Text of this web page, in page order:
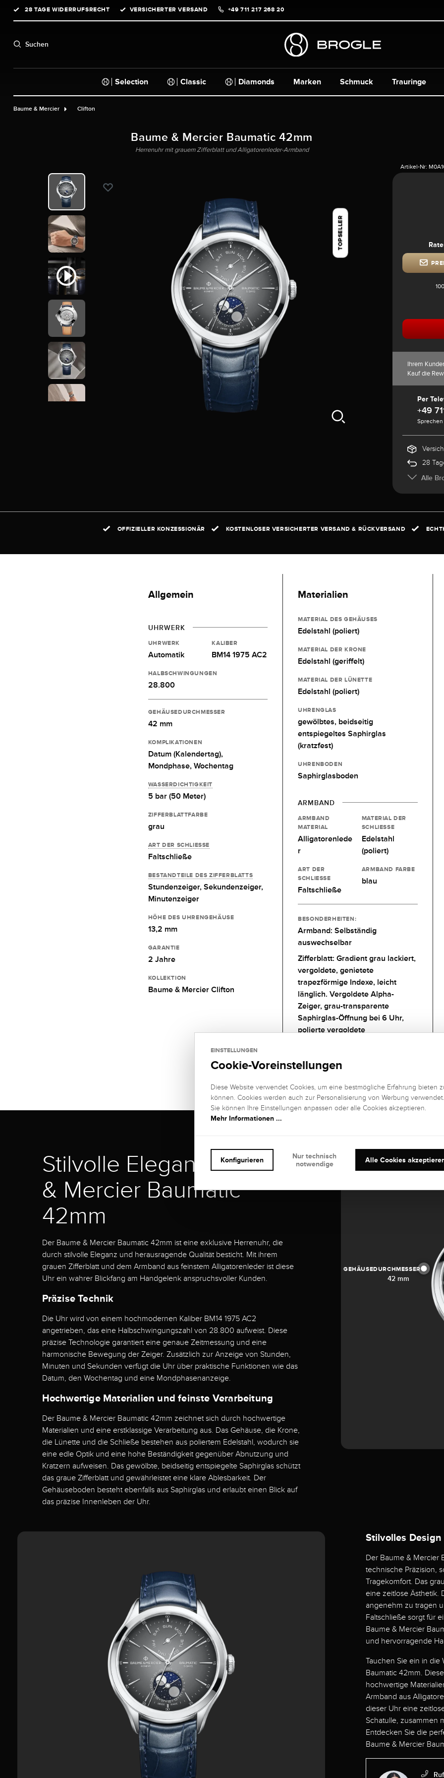
Zur Hauptnavigation springen
28 TAGE WIDERRUFSRECHT VERSICHERTER VERSAND +49 711 217 268 20
Suchen
Selection Classic Diamonds Marken Schmuck Trauringe
Baume & Mercier Clifton
Baume & Mercier Baumatic 42mm
Herrenuhr mit grauem Zifferblatt und Alligatorenleder-Armband
TOPSELLER
Artikel-Nr:
Ihrem
Kauf die
Per
+49
28
Alle
OFFIZIELLER KONZESSIONÄR KOSTENLOSER VERSICHERTER VERSAND & RÜCKVERSAND
Allgemein
UHRWERK
UHRWERK
Automatik
KALIBER
BM14 1975 AC2
HALBSCHWINGUNGEN
28.800
GEHÄUSEDURCHMESSER
42 mm
KOMPLIKATIONEN
Datum (Kalendertag),
Mondphase, Wochentag
WASSERDICHTIGKEIT
5 bar (50 Meter)
ZIFFERBLATTFARBE
grau
ART DER SCHLIESSE
Faltschließe
BESTANDTEILE DES ZIFFERBLATTS
Stundenzeiger, Sekundenzeiger,
Minutenzeiger
HÖHE DES UHRENGEHÄUSE
13,2 mm
GARANTIE
2 Jahre
KOLLEKTION
Baume & Mercier Clifton
Materialien
MATERIAL DES GEHÄUSES
Edelstahl (poliert)
MATERIAL DER KRONE
Edelstahl (geriffelt)
MATERIAL DER LÜNETTE
Edelstahl (poliert)
UHRENGLAS
gewölbtes, beidseitig
entspiegeltes Saphirglas
(kratzfest)
UHRENBODEN
Saphirglasboden
ARMBAND
ARMBAND
MATERIAL
Alligatorenlede
r
MATERIAL DER
SCHLIESSE
Edelstahl
(poliert)
ART DER
SCHLIESSE
Faltschließe
ARMBAND FARBE
blau
BESONDERHEITEN:
Armband: Selbständig
auswechselbar
Zifferblatt: Gradient grau lackiert,
vergoldete, genietete
trapezförmige Indexe, leicht
länglich. Vergoldete Alpha-
Zeiger, grau-transparente
Saphirglas-Öffnung bei 6 Uhr,
polierte vergoldete
Stilvolle Eleganz - Baume
& Mercier Baumatic
42mm
Der Baume & Mercier Baumatic 42mm ist eine exklusive Herrenuhr, die
durch stilvolle Eleganz und herausragende Qualität besticht. Mit ihrem
grauen Zifferblatt und dem Armband aus feinstem Alligatorenleder ist diese
Uhr ein wahrer Blickfang am Handgelenk anspruchsvoller Kunden.
Präzise Technik
Die Uhr wird von einem hochmodernen Kaliber BM14 1975 AC2
angetrieben, das eine Halbschwingungszahl von 28.800 aufweist. Diese
präzise Technologie garantiert eine genaue Zeitmessung und eine
harmonische Bewegung der Zeiger. Zusätzlich zur Anzeige von Stunden,
Minuten und Sekunden verfügt die Uhr über praktische Funktionen wie das
Datum, den Wochentag und eine Mondphasenanzeige.
Hochwertige Materialien und feinste Verarbeitung
Der Baume & Mercier Baumatic 42mm zeichnet sich durch hochwertige
Materialien und eine erstklassige Verarbeitung aus. Das Gehäuse, die Krone,
die Lünette und die Schließe bestehen aus poliertem Edelstahl, wodurch sie
eine edle Optik und eine hohe Beständigkeit gegenüber Abnutzung und
Kratzern aufweisen. Das gewölbte, beidseitig entspiegelte Saphirglas schützt
das graue Zifferblatt und gewährleistet eine klare Ablesbarkeit. Der
Gehäuseboden besteht ebenfalls aus Saphirglas und erlaubt einen Blick auf
das präzise Innenleben der Uhr.
GEHÄUSEDURCHMESSER
42 mm
Stilvolles
Der Baume & Mercier
technische Präzision,
Tragekomfort. Das
eine zeitlose Ästhetik.
angenehm zu tragen
Faltschließe sorgt für
Baume & Mercier
und hervorragende
Tauchen Sie ein in die
Baumatic 42mm.
hochwertige
Armband aus
dieser Uhr eine
Schatulle, zusammen
Entdecken Sie die
Baume & Mercier
EINSTELLUNGEN
Cookie-Voreinstellungen
Diese Website verwendet Cookies, um eine bestmögliche Erfahrung bieten
können. Cookies werden auch zur Personalisierung von Werbung verwendet.
Sie können Ihre Einstellungen anpassen oder alle Cookies akzeptieren.
Mehr Informationen ...
Alle Cookies
Konfigurieren
Nur technisch
notwendige